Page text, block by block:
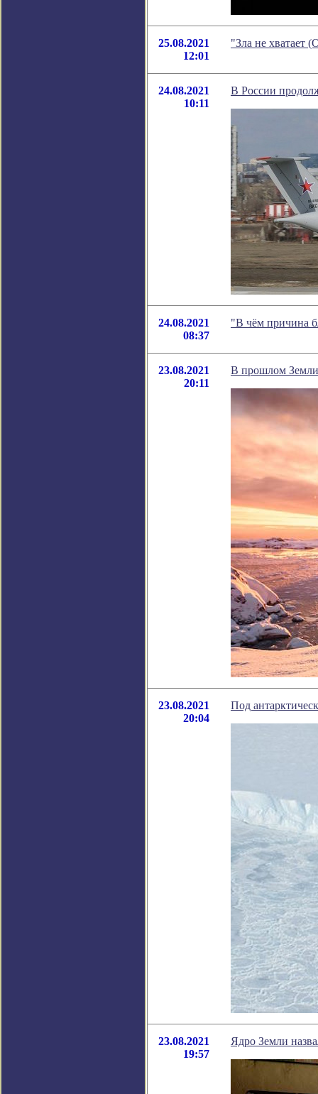
25.08.2021
12:01
"Зла не хватает
24.08.2021
10:11
В России
24.08.2021
08:37
"В чём причина
23.08.2021
20:11
В прошлом Земли
23.08.2021
20:04
Под
23.08.2021
19:57
Ядро Земли